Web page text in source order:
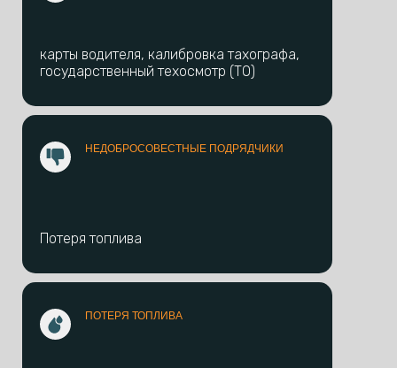
карты водителя, калибровка тахографа,
государственный техосмотр (ТО)
НЕДОБРОСОВЕСТНЫЕ ПОДРЯДЧИКИ
Потеря топлива
ПОТЕРЯ ТОПЛИВА